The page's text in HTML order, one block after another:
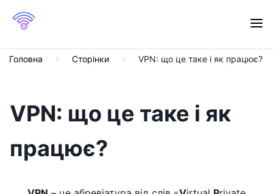
Головна Сторінки VPN: що це таке і як працює?
VPN: що це таке і як
працює?